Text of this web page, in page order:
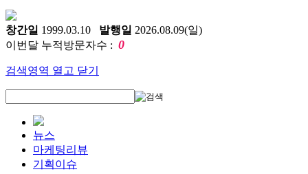
창간일 1999.03.10 발행일 2026.08.09(일)
이번달 누적방문자수 : 0
검색영역 열고 닫기
뉴스
마케팅리뷰
기획이슈